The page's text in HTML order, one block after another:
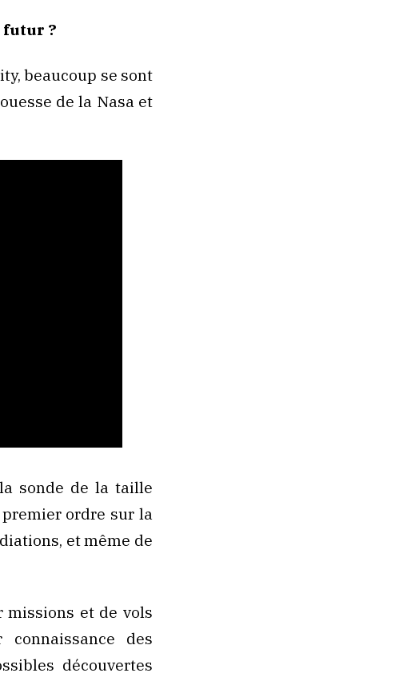
futur ?
beaucoup se sont
de la Nasa et
sonde de la taille
ordre sur la
et même de
missions et de vols
des
découvertes